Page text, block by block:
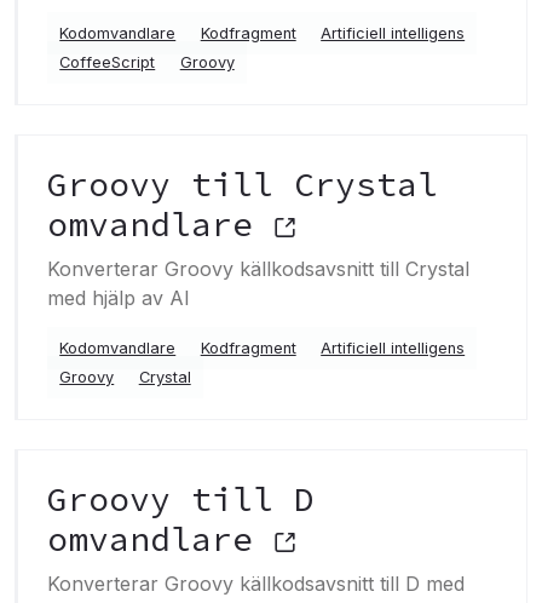
Kodomvandlare Kodfragment
Artificiell intelligens
CoffeeScript
Groovy
Groovy till Crystal
omvandlare
Konverterar Groovy källkodsavsnitt till Crystal
med hjälp av AI
Kodomvandlare Kodfragment
Artificiell intelligens
Groovy
Crystal
Groovy till D
omvandlare
Konverterar Groovy källkodsavsnitt till D med